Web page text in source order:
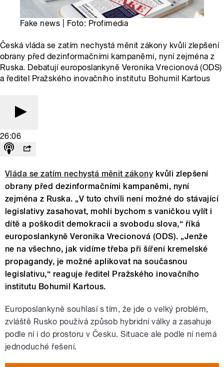
Fake news | Foto: Profimedia
Česká vláda se zatím nechystá měnit zákony kvůli zlepšení
obrany před dezinformačními kampaněmi, nyní zejména z
Ruska. Debatují europoslankyně Veronika Vrecionová (ODS)
a ředitel Pražského inovačního institutu Bohumil Kartous
26:06
Vláda se zatím nechystá měnit zákony kvůli zlepšení
obrany před dezinformačními kampaněmi, nyní
zejména z Ruska. „V tuto chvíli není možné do stávající
legislativy zasahovat, mohli bychom s vaničkou vylít i
dítě a poškodit demokracii a svobodu slova,“ říká
europoslankyně Veronika Vrecionová (ODS). „Jenže
ne na všechno, jak vidíme třeba při šíření kremelské
propagandy, je možné aplikovat na současnou
legislativu,“ reaguje ředitel Pražského inovačního
institutu Bohumil Kartous.
Europoslankyně souhlasí s tím, že jde o velký problém,
zvláště Rusko používá způsob hybridní války a zasahuje
podle ní i do prostoru v Česku. Situace ale podle ní nemá
jednoduché řešení.